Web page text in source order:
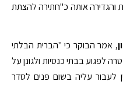
והגדירה אותה כ"חתירה להצתת
, אמר הבוקר כי "הברית הבלתי
לפגוע בבתי כנסיות ולגונן על
לעבור עליה בשום פנים לסדר